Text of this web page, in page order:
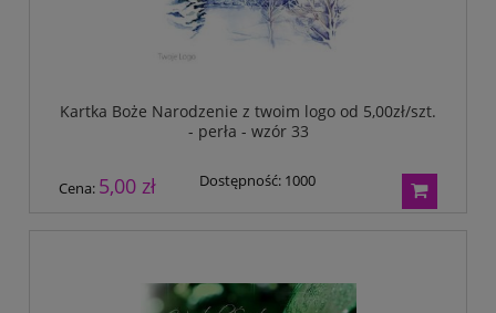
Kartka Boże Narodzenie z twoim logo od 5,00zł/szt.
- perła - wzór 33
Cena: 5,00 zł Dostępność: 1000